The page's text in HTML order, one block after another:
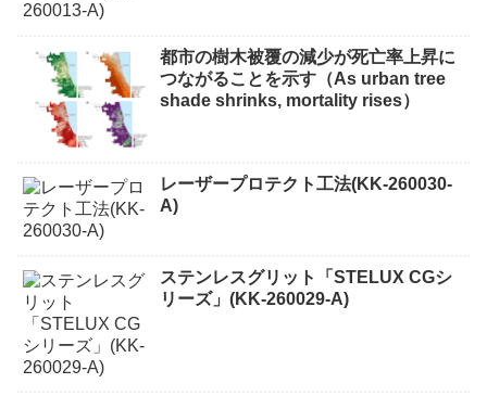
都市の樹木被覆の減少が死亡率上昇に
つながることを示す（As urban tree
shade shrinks, mortality rises）
レーザープロテクト⼯法(KK-260030-
A)
ステンレスグリット「STELUX CGシ
リーズ」(KK-260029-A)